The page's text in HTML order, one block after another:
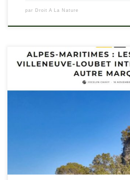
par Droit A La Nature
Il possède un tiers de la superficie de
Loubet et l’immense majorité de ses
veut plus de randonneurs ou de
Passis a profité de la nouvelle loi de